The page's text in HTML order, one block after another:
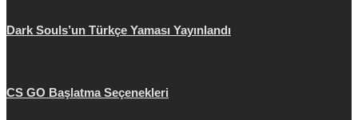
Dark Souls’un Türkçe Yaması Yayınlandı
CS GO Başlatma Seçenekleri